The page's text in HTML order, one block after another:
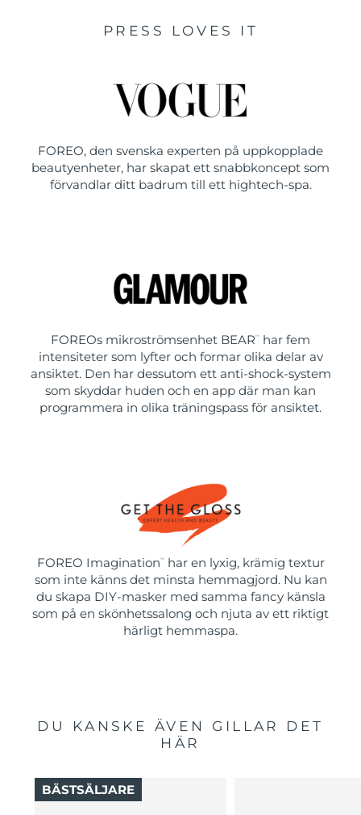
PRESS LOVES IT
FOREO, den svenska experten på uppkopplade
beautyenheter, har skapat ett snabbkoncept som
förvandlar ditt badrum till ett hightech-spa.
FOREOs mikroströmsenhet BEAR ™
har fem
intensiteter som lyfter och formar olika delar av
ansiktet. Den har dessutom ett anti-shock-system
som skyddar huden och en app där man kan
programmera in olika träningspass för ansiktet.
FOREO Imagination ™
har en lyxig, krämig textur
som inte känns det minsta hemmagjord. Nu kan
du skapa DIY-masker med samma fancy känsla
som på en skönhetssalong och njuta av ett riktigt
härligt hemmaspa.
DU KANSKE ÄVEN GILLAR DET
HÄR
BÄSTSÄLJARE